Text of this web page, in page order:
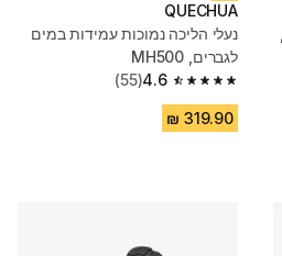
QUECHUA
נעלי הליכה נמוכות עמידות במים
לגברים, MH500
4.6
4.6 out of 5 stars from 55 reviews
(55)